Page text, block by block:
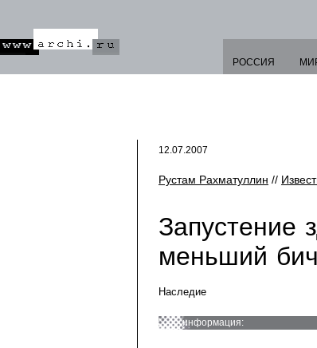
РОССИЯ
12.07.2007
Рустам Рахматуллин //
Запустение
меньший
Наследие
информация: